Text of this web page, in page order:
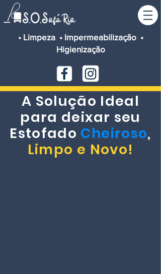
• Limpeza • Impermeabilização •
Higienização
A Solução Ideal
para deixar seu
Estofado Cheiroso,
Limpo e Novo!